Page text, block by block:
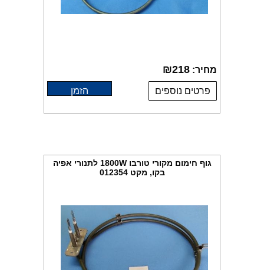
מחיר: ₪218
פרטים נוספים הזמן
גוף חימום מקורי טורבו 1800W לתנורי אפיה
בקו, מקט 012354